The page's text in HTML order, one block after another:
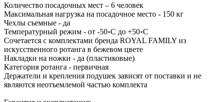
Количество посадочных мест – 6 человек
Максимальная нагрузка на посадочное место - 150 кг
Чехлы съемные - да
Температурный режим - от -50॰C до +50॰C
Сочетается с комплектами бренда ROYAL FAMILY из
искусственного ротанга в бежевом цвете
Накладки на ножки - да (пластиковые)
Категория ротанга - первичная
Держатели и крепления подушек зависят от поставки и не
являются неотъемлемой частью комплекта